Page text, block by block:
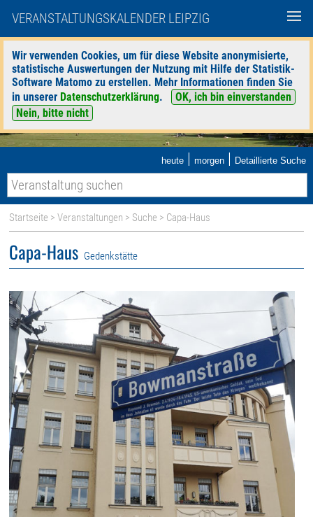
VERANSTALTUNGSKALENDER LEIPZIG
Wir verwenden Cookies, um für diese Website anonymisierte,
statistische Auswertungen der Nutzung mit Hilfe der Statistik-
Software Matomo zu erstellen. Mehr Informationen finden Sie
in unserer Datenschutzerklärung.
OK, ich bin einverstanden
Nein, bitte nicht
heute | morgen | Detaillierte Suche
Startseite >Veranstaltungen > Suche > Capa-Haus
Capa-Haus Gedenkstätte